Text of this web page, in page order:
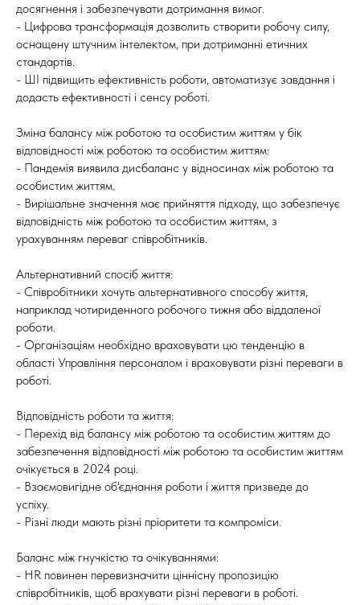
досягнення і забезпечувати дотримання вимог.
- Цифрова трансформація дозволить створити робочу силу,
оснащену штучним інтелектом, при дотриманні етичних
стандартів.
- ШІ підвищить ефективність роботи, автоматизує завдання і
додасть ефективності і сенсу роботі.
Зміна балансу між роботою та особистим життям у бік
відповідності між роботою та особистим життям:
- Пандемія виявила дисбаланс у відносинах між роботою та
особистим життям.
- Вирішальне значення має прийняття підходу, що забезпечує
відповідність між роботою та особистим життям, з
урахуванням переваг співробітників.
Альтернативний спосіб життя:
- Співробітники хочуть альтернативного способу життя,
наприклад чотириденного робочого тижня або віддаленої
роботи.
- Організаціям необхідно враховувати цю тенденцію в
області Управління персоналом і враховувати різні переваги в
роботі.
Відповідність роботи та життя:
- Перехід від балансу між роботою та особистим життям до
забезпечення відповідності між роботою та особистим життям
очікується в 2024 році.
- Взаємовигідне об'єднання роботи і життя призведе до
успіху.
- Різні люди мають різні пріоритети та компроміси.
Баланс між гнучкістю та очікуваннями:
- HR повинен перевизначити ціннісну пропозицію
співробітників, щоб врахувати різні переваги в роботі.